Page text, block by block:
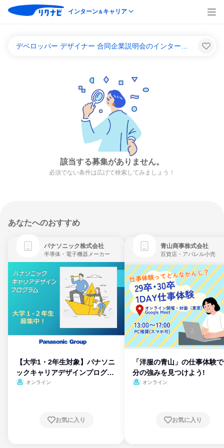
インターン＆キャリア
該当する募集がありません。
必須でない条件は広げて検索してみましょう！
あなたへのおすすめ
パナソニック株式会社
半導体・電子機器メーカー
【大学1・2年生対象】パナソニ
ックキャリアデザインプログラ
ム
オンライン
お気に入り
青山商事株式会社
百貨店・アパレル小売
「洋服の青山」の仕事体験
分の強みを見つけよう!
オンライン
お気に入り